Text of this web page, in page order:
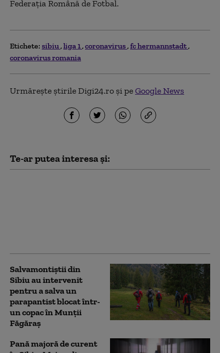
Federaţia Română de Fotbal.
Etichete: sibiu liga 1 coronavirus fc hermannstadt
coronavirus romania
Urmărește știrile Digi24.ro și peGoogle News
Te-ar putea interesa și:
Salvamontiştii din
Sibiu au intervenit
pentru a salva un
parapantist blocat într-
un copac în Munţii
Făgăraş
Pană majoră de curent